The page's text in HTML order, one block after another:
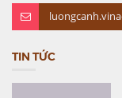
TIN TỨC